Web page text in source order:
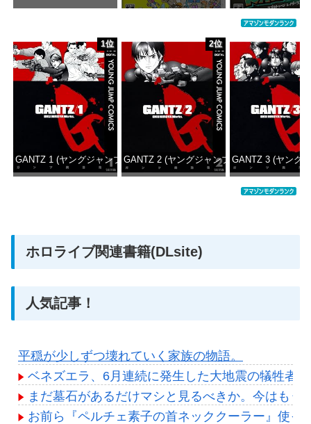
1位
GANTZ 1 (ヤングジャンプコミックスDIGITAL)
2位
GANTZ 2 (ヤングジャンプコミックス
GANTZ 3 (ヤング
ホロライブ関連書籍(DLsite)
人気記事！
平穏が少しずつ壊れていく家族の物語。
ベネズエラ、6月連続に発生した大地震の犠牲者
まだ墓石があるだけマシと見るべきか。今はもう
お前ら『ペルチェ素子の首ネッククーラー』使っ